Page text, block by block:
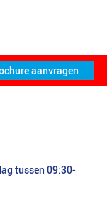
tussen 09:30-